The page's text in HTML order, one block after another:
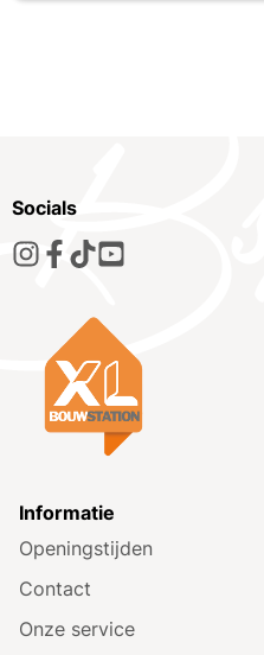
Socials
Informatie
Openingstijden
Contact
Onze service